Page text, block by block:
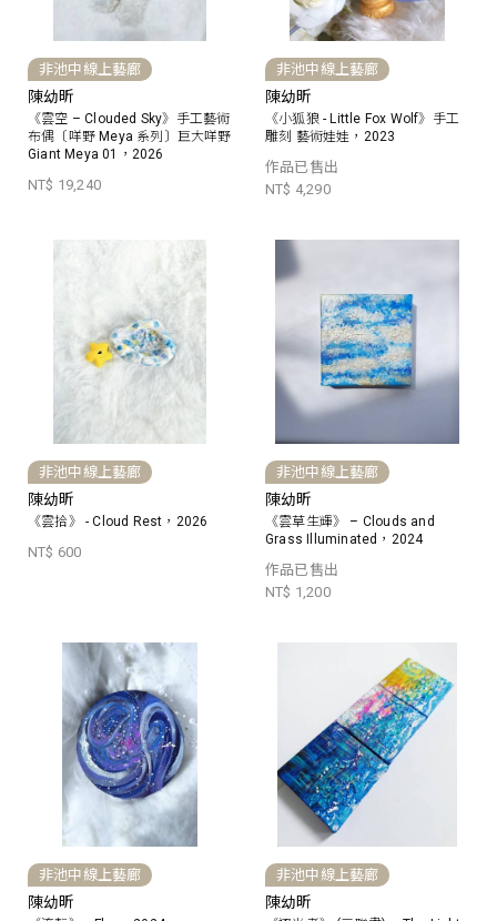
非池中線上藝廊
陳幼昕
《雲空 – Clouded Sky》手工藝術
布偶〔咩野 Meya 系列〕巨大咩野
Giant Meya 01，2026
NT$ 19,240
非池中線上藝廊
陳幼昕
《小狐狼 - Little Fox Wolf》手工
雕刻 藝術娃娃，2023
作品已售出
NT$ 4,290
非池中線上藝廊
陳幼昕
《雲拾》 - Cloud Rest，2026
NT$ 600
非池中線上藝廊
陳幼昕
《雲草生輝》 – Clouds and
Grass Illuminated，2024
作品已售出
NT$ 1,200
非池中線上藝廊
陳幼昕
非池中線上藝廊
陳幼昕